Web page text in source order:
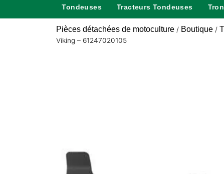
Tondeuses Tracteurs Tondeuses
Pièces détachées de motoculture / Boutique /
Viking – 61247020105